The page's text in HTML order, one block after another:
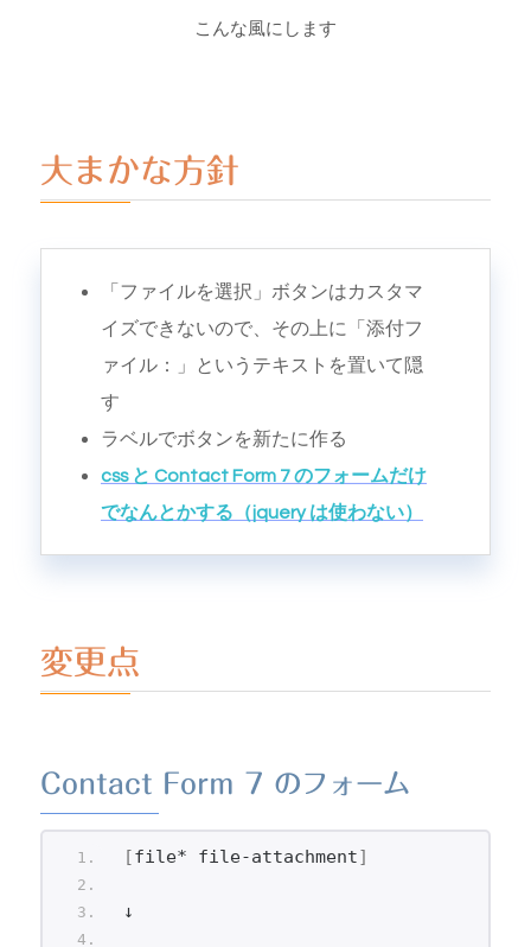
こんな風にします
大まかな方針
「ファイルを選択」ボタンはカスタマ
イズできないので、その上に「添付フ
ァイル：」というテキストを置いて隠
す
ラベルでボタンを新たに作る
css と Contact Form 7 のフォームだけ
でなんとかする（jquery は使わない）
変更点
Contact Form 7 のフォーム
[file* file-attachment]
↓